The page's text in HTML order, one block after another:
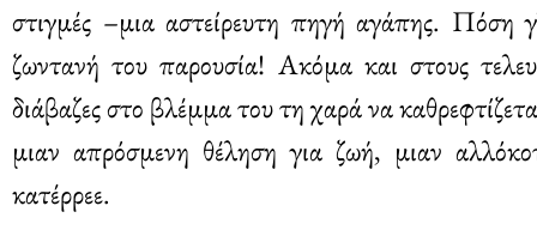
στιγμές –μια αστείρευτη πηγή αγάπης. Πόση
ζωντανή του παρουσία! Ακόμα και στους
διάβαζες στο βλέμμα του τη χαρά να
μιαν απρόσμενη θέληση για ζωή, μιαν
κατέρρεε.